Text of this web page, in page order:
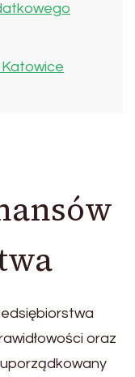
oraz